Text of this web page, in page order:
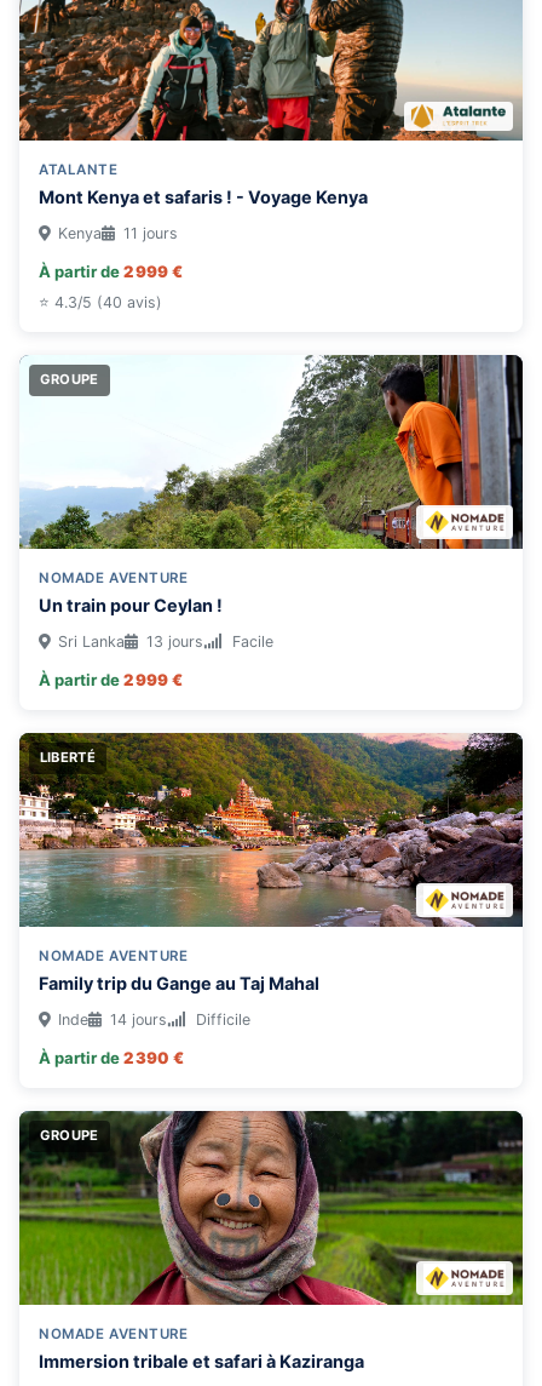
ATALANTE
Mont Kenya et safaris ! - Voyage Kenya
Kenya 11 jours
À partir de2 999 €
⭐ 4.3/5 (40 avis)
GROUPE
NOMADE AVENTURE
Un train pour Ceylan !
Sri Lanka 13 jours Facile
À partir de2 999 €
LIBERTÉ
NOMADE AVENTURE
Family trip du Gange au Taj Mahal
Inde 14 jours Difficile
À partir de2 390 €
GROUPE
NOMADE AVENTURE
Immersion tribale et safari à Kaziranga